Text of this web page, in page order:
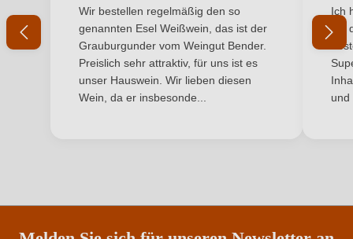
adresse
Ingelheim am Rhein, Deutschland
Inhalt 0,75 L
2025
Rebsorte Grauer Burgunder
Ihr Passwort
Ich habe mein Passwort vergessen
Durchschnittliche Bewertung von 5 von 5 Sternen
Wir bestellen regelmäßig den so
genannten Esel Weißwein, das ist der
Grauburgunder vom Weingut Bender.
Preislich sehr attraktiv, für uns ist es
unser Hauswein. Wir lieben diesen
Wein, da er insbesonde...
Ich
mit
und